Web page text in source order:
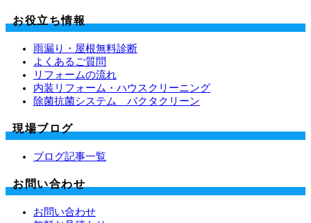
お役立ち情報
雨漏り・屋根無料診断
よくあるご質問
リフォームの流れ
内装リフォーム・ハウスクリーニング
除菌抗菌システム バクタクリーン
現場ブログ
ブログ記事一覧
お問い合わせ
お問い合わせ